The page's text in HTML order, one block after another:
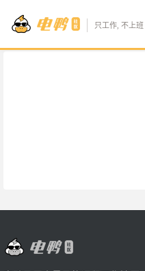
只工作, 不上班